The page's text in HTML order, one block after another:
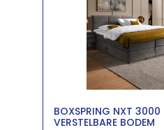
BOXSPRING NXT 3000
VERSTELBARE BODEM